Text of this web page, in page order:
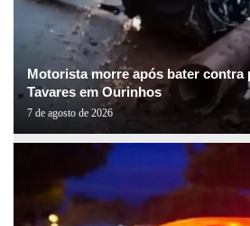
Motorista morre após bater contra
Tavares em Ourinhos
7 de agosto de 2026